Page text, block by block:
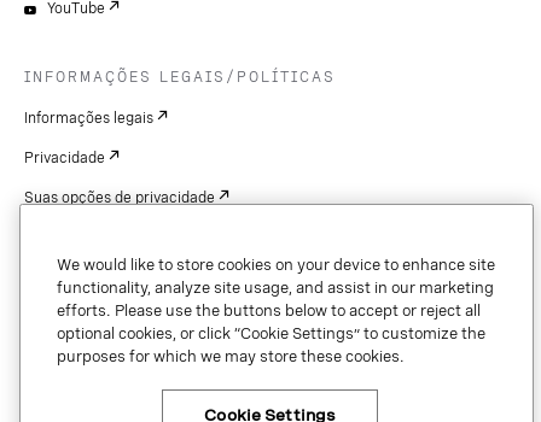
YouTube
INFORMAÇÕES LEGAIS/POLÍTICAS
Informações legais
Privacidade
Suas opções de privacidade
Patentes
Copyright
Segurança e confiança
We would like to store cookies on your device to enhance site
functionality, analyze site usage, and assist in our marketing
efforts. Please use the buttons below to accept or reject all
optional cookies, or click “Cookie Settings” to customize the
purposes for which we may store these cookies.
Cookie Settings